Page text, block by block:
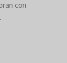
con